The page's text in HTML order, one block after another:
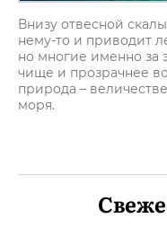
Внизу отвесной
нему-то и приводит
но многие именно за
чище и прозрачнее
природа –
моря.